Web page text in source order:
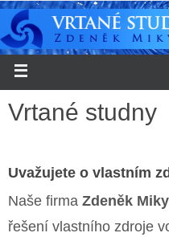
Vrtané studny
Uvažujete o vlastním
Naše firma Zdeněk
řešení vlastního zdroje